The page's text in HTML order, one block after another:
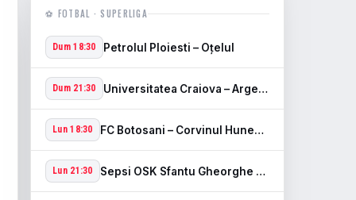
⚽ FOTBAL · SUPERLIGA
Dum 18:30 Petrolul Ploiesti – Oţelul
Dum 21:30 Universitatea Craiova – Arges Pitesti
Lun 18:30 FC Botosani – Corvinul Hunedoara
Lun 21:30 Sepsi OSK Sfantu Gheorghe – FCSB